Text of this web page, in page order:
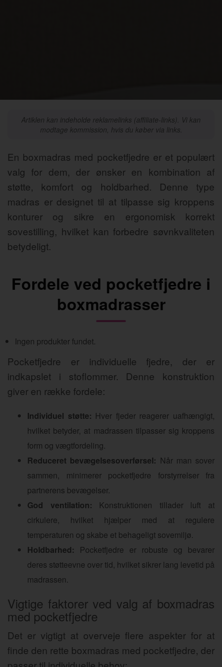
Artiklen kan indeholde reklamelinks (affiliate-links). Vi kan
modtage kommission, hvis du køber via links.
En boxmadras med pocketfjedre er et populært
valg for dem, der ønsker en kombination af
støtte, komfort og holdbarhed. Denne type
madras er designet til at tilpasse sig kroppens
konturer og sikre en ergonomisk korrekt
sovestilling, hvilket kan forbedre søvnkvaliteten
betydeligt.
Fordele ved pocketfjedre i
boxmadrasser
Ingen produkter fundet.
Pocketfjedre er individuelle fjedre, der er
indkapslet i stoflommer. Denne konstruktion
giver en række fordele:
Individuel støtte: Hver fjeder reagerer uafhængigt,
hvilket betyder, at madrassen tilpasser sig kroppens
form og vægtfordeling.
Reduceret bevægelsesoverførsel: Når man sover
sammen, minimerer pocketfjedre forstyrrelser fra
partnerens bevægelser.
God ventilation: Konstruktionen tillader luft at
cirkulere, hvilket hjælper med at regulere
temperaturen og skabe et behageligt sovemiljø.
Holdbarhed: Pocketfjedre er robuste og bevarer
deres støtteevne over tid, hvilket sikrer lang levetid på
madrassen.
Vigtige faktorer ved valg af boxmadras
med pocketfjedre
Det er vigtigt at overveje flere aspekter for at
finde den rette boxmadras med pocketfjedre, der